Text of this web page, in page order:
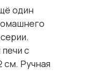
один
с
см. Ручная